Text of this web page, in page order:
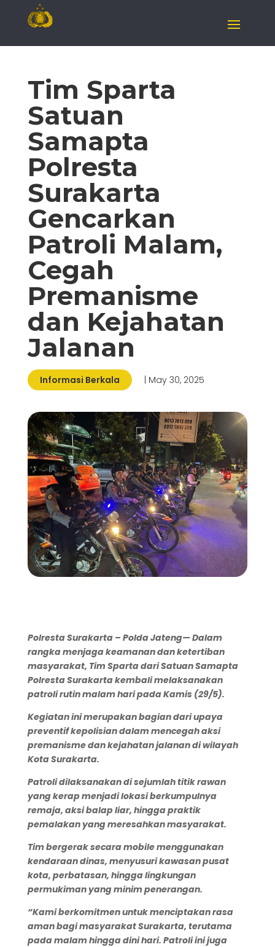
Tim Sparta
Satuan
Samapta
Polresta
Surakarta
Gencarkan
Patroli Malam,
Cegah
Premanisme
dan Kejahatan
Jalanan
Informasi Berkala | May 30, 2025
PolrestaSurakarta– Polda Jateng— Dalam
rangka menjaga keamanan dan ketertiban
masyarakat, Tim Sparta dari Satuan Samapta
Polresta Surakarta kembali melaksanakan
patroli rutin malam hari pada Kamis (29/5).
Kegiatan ini merupakan bagian dari upaya
preventif kepolisian dalam mencegah aksi
premanisme dan kejahatan jalanan di wilayah
Kota Surakarta.
Patroli dilaksanakan di sejumlah titik rawan
yang kerap menjadi lokasi berkumpulnya
remaja, aksi balap liar, hingga praktik
pemalakan yang meresahkan masyarakat.
Tim bergerak secara mobile menggunakan
kendaraan dinas, menyusuri kawasan pusat
kota, perbatasan, hingga lingkungan
permukiman yang minim penerangan.
“Kami berkomitmen untuk menciptakan rasa
aman bagi masyarakat Surakarta, terutama
pada malam hingga dini hari. Patroli ini juga